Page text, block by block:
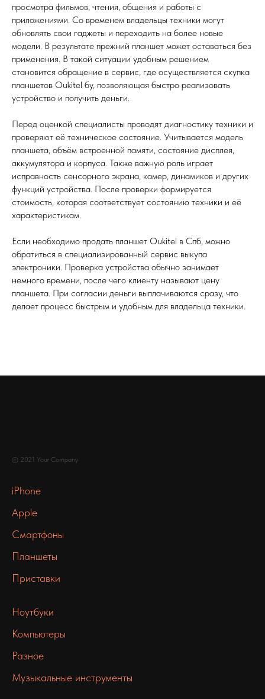
просмотра фильмов, чтения, общения и работы с
приложениями. Со временем владельцы техники могут
обновлять свои гаджеты и переходить на более новые
модели. В результате прежний планшет может оставаться без
применения. В такой ситуации удобным решением
становится обращение в сервис, где осуществляется скупка
планшетов Oukitel бу, позволяющая быстро реализовать
устройство и получить деньги.
Перед оценкой специалисты проводят диагностику техники и
проверяют её техническое состояние. Учитывается модель
планшета, объём встроенной памяти, состояние дисплея,
аккумулятора и корпуса. Также важную роль играет
исправность сенсорного экрана, камер, динамиков и других
функций устройства. После проверки формируется
стоимость, которая соответствует состоянию техники и её
характеристикам.
Если необходимо продать планшет Oukitel в Спб, можно
обратиться в специализированный сервис выкупа
электроники. Проверка устройства обычно занимает
немного времени, после чего клиенту называют цену
планшета. При согласии деньги выплачиваются сразу, что
делает процесс быстрым и удобным для владельца техники.
© 2021 Your Company
iPhone
Apple
Смартфоны
Планшеты
Приставки
Ноутбуки
Компьютеры
Разное
Музыкальные инструменты